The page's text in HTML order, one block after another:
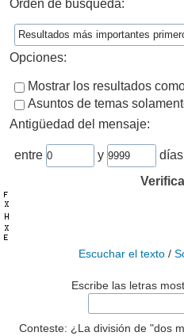
Orden de búsqueda:
Opciones:
Mostrar los resultados
Asuntos de temas
Antigüedad del mensaje:
entre y
días
Escuchar el texto/
Escribe las letras
Conteste: ¿La división de "dos